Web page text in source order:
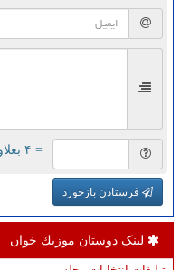
= ۴ بعلاوه ۳
فرستادن بازخورد
لینک دوستان موزیك خوان